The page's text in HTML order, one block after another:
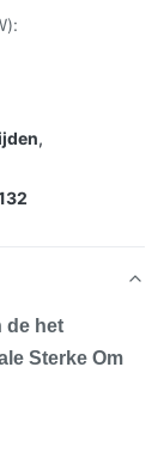
,
de het
Sterke Om